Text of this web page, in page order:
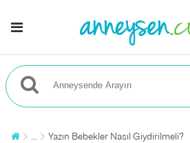
... Yazın Bebekler Nasıl Giydirilmeli?